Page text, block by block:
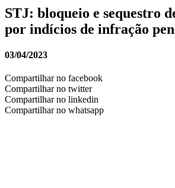
STJ: bloqueio e sequestro
por indícios de infração
03/04/2023
Compartilhar no facebook
Compartilhar no twitter
Compartilhar no linkedin
Compartilhar no whatsapp